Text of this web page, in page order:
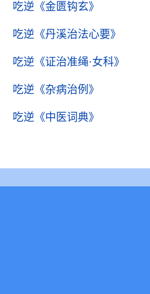
吃逆 《金匮钩玄》
吃逆 《丹溪治法心要》
吃逆 《证治准绳·女科》
吃逆 《杂病治例》
吃逆 《中医词典》